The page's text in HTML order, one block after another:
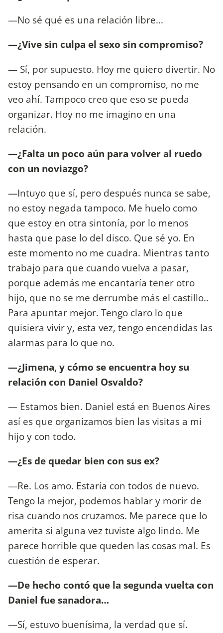
—No sé qué es una relación libre...
—¿Vive sin culpa el sexo sin compromiso?
— Sí, por supuesto. Hoy me quiero divertir. No
estoy pensando en un compromiso, no me
veo ahí. Tampoco creo que eso se pueda
organizar. Hoy no me imagino en una
relación.
—¿Falta un poco aún para volver al ruedo
con un noviazgo?
—Intuyo que sí, pero después nunca se sabe,
no estoy negada tampoco. Me huelo como
que estoy en otra sintonía, por lo menos
hasta que pase lo del disco. Que sé yo. En
este momento no me cuadra. Mientras tanto
trabajo para que cuando vuelva a pasar,
porque además me encantaría tener otro
hijo, que no se me derrumbe más el castillo..
Para apuntar mejor. Tengo claro lo que
quisiera vivir y, esta vez, tengo encendidas las
alarmas para lo que no.
—¿Jimena, y cómo se encuentra hoy su
relación con Daniel Osvaldo?
— Estamos bien. Daniel está en Buenos Aires
así es que organizamos bien las visitas a mi
hijo y con todo.
—¿Es de quedar bien con sus ex?
—Re. Los amo. Estaría con todos de nuevo.
Tengo la mejor, podemos hablar y morir de
risa cuando nos cruzamos. Me parece que lo
amerita si alguna vez tuviste algo lindo. Me
parece horrible que queden las cosas mal. Es
cuestión de esperar.
—De hecho contó que la segunda vuelta con
Daniel fue sanadora…
—Sí, estuvo buenísima, la verdad que sí.